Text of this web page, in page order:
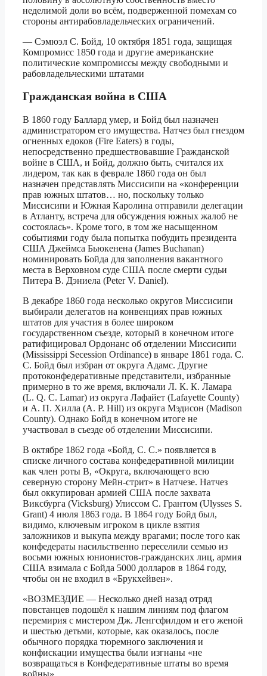
неделимой доли во всём, подверженной помехам со
стороны антирабовладельческих ограничений.
— Сэмюэл С. Бойд, 10 октября 1851 года, защищая
Компромисс 1850 года и другие американские
политические компромиссы между свободными и
рабовладельческими штатами
Гражданская война в США
В 1860 году Баллард умер, и Бойд был назначен
администратором его имущества. Натчез был гнездом
огненных едоков (Fire Eaters) в годы,
непосредственно предшествовавшие Гражданской
войне в США, и Бойд, должно быть, считался их
лидером, так как в феврале 1860 года он был
назначен представлять Миссисипи на «конференции
прав южных штатов… но, поскольку только
Миссисипи и Южная Каролина отправили делегации
в Атланту, встреча для обсуждения южных жалоб не
состоялась». Кроме того, в том же насыщенном
событиями году была попытка побудить президента
США Джеймса Бьюкенена (James Buchanan)
номинировать Бойда для заполнения вакантного
места в Верховном суде США после смерти судьи
Питера В. Дэниела (Peter V. Daniel).
В декабре 1860 года несколько округов Миссисипи
выбирали делегатов на конвенциях прав южных
штатов для участия в более широком
государственном съезде, который в конечном итоге
ратифицировал Ордонанс об отделении Миссисипи
(Mississippi Secession Ordinance) в январе 1861 года. С.
С. Бойд был избран от округа Адамс. Другие
протоконфедеративные представители, избранные
примерно в то же время, включали Л. К. К. Ламара
(L. Q. C. Lamar) из округа Лафайет (Lafayette County)
и А. П. Хилла (A. P. Hill) из округа Мэдисон (Madison
County). Однако Бойд в конечном итоге не
участвовал в съезде об отделении Миссисипи.
В октябре 1862 года «Бойд, С. С.» появляется в
списке личного состава конфедеративной милиции
как член роты B, «Округа, включающего всю
северную сторону Мейн-стрит» в Натчезе. Натчез
был оккупирован армией США после захвата
Виксбурга (Vicksburg) Улиссом С. Грантом (Ulysses S.
Grant) 4 июля 1863 года. В 1864 году Бойд был,
видимо, ключевым игроком в цикле взятия
заложников и выкупа между врагами; после того как
конфедераты насильственно переселили семью из
восьми южных юнионистов-гражданских лиц, армия
США взимала с Бойда 5000 долларов в 1864 году,
чтобы он не входил в «Брукхейвен».
«ВОЗМЕЗДИЕ — Несколько дней назад отряд
повстанцев подошёл к нашим линиям под флагом
перемирия с мистером Дж. Ленгсфилдом и его женой
и шестью детьми, которые, как оказалось, после
обычного порядка тюремного заключения и
конфискации имущества были изгнаны «не
возвращаться в Конфедеративные штаты во время